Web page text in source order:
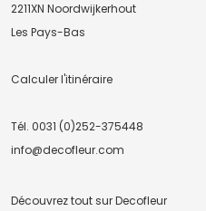
2211XN Noordwijkerhout
Les Pays-Bas
Calculer l'itinéraire
Tél. 0031 (0)252-375448
info@decofleur.com
Découvrez tout sur Decofleur